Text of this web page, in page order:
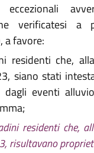
verificatesi
a favore:
residenti che,
siano stati
dagli eventi
residenti che,
risultavano